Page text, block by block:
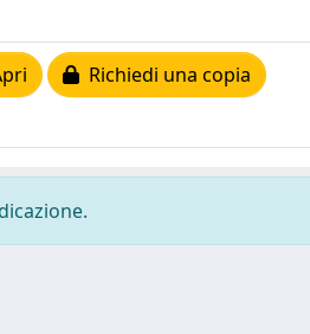
Richiedi una copia